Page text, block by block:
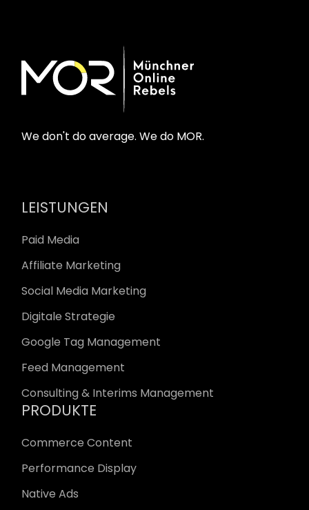
We don't do average. We do MOR.
LEISTUNGEN
Paid Media
Affiliate Marketing
Social Media Marketing
Digitale Strategie
Google Tag Management
Feed Management
Consulting & Interims Management
PRODUKTE
Commerce Content
Performance Display
Native Ads